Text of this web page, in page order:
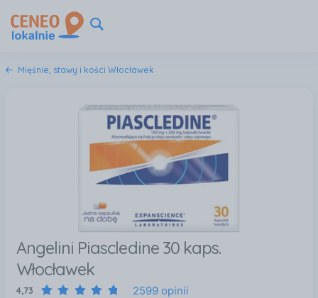
Mięśnie, stawy i kości Włocławek
Angelini Piascledine 30 kaps.
Włocławek
4,73 2599 opinii